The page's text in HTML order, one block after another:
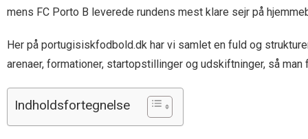
mens FC Porto B leverede rundens mest klare sejr på
Her på portugisiskfodbold.dk har vi samlet en fuld og
arenaer, formationer, startopstillinger og udskiftninger, så
Indholdsfortegnelse